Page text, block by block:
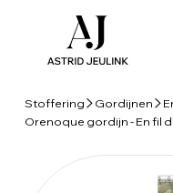
Stoffering Gordijnen
Orenoque gordijn - En fil